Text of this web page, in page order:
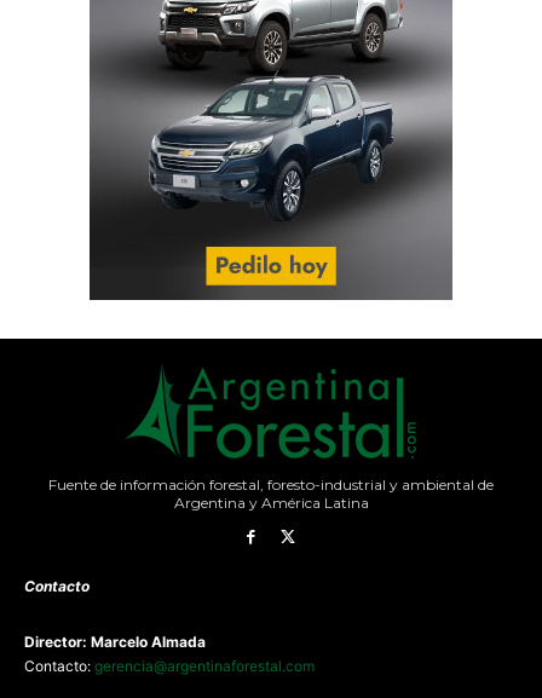
Fuente de información forestal, foresto-industrial y ambiental de
Argentina y América Latina
Contacto
Director: Marcelo Almada
Contacto: gerencia@argentinaforestal.com